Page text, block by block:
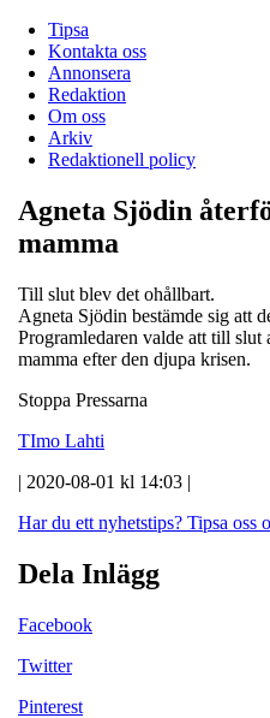
Tipsa
Kontakta oss
Annonsera
Redaktion
Om oss
Arkiv
Redaktionell policy
Agneta Sjödin
mamma
Till slut blev det ohållbart.
Agneta Sjödin bestämde sig att
Programledaren valde att till slut
mamma efter den djupa krisen.
Stoppa Pressarna
TImo Lahti
| 2020-08-01 kl 14:03 |
Har du ett nyhetstips? Tipsa oss
Dela Inlägg
Facebook
Twitter
Pinterest